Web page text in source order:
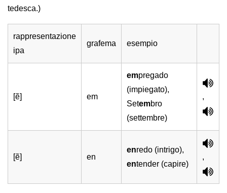
tedesca.)
rappresentazione
ipa
grafema esempio
[ẽ] em
empregado
(impiegato),
Setembro
(settembre)
,
[ẽ] en
enredo (intrigo),
entender (capire)
,